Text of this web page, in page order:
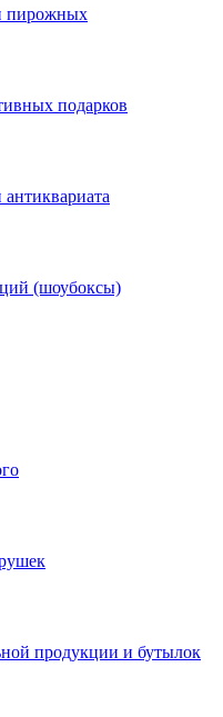
пирожных
подарков
(шоубоксы)
продукции и бутылок